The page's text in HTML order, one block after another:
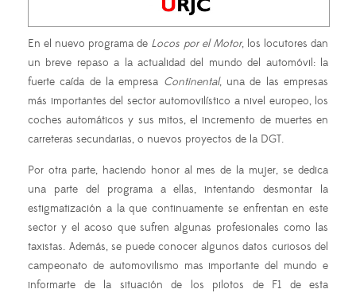
En el nuevo programa de Locos por el Motor, los locutores dan
un breve repaso a la actualidad del mundo del automóvil: la
fuerte caída de la empresa Continental, una de las empresas
más importantes del sector automovilístico a nivel europeo, los
coches automáticos y sus mitos, el incremento de muertes en
carreteras secundarias, o nuevos proyectos de la DGT.
Por otra parte, haciendo honor al mes de la mujer, se dedica
una parte del programa a ellas, intentando desmontar la
estigmatización a la que continuamente se enfrentan en este
sector y el acoso que sufren algunas profesionales como las
taxistas. Además, se puede conocer algunos datos curiosos del
campeonato de automovilismo mas importante del mundo e
informarte de la situación de los pilotos de F1 de esta